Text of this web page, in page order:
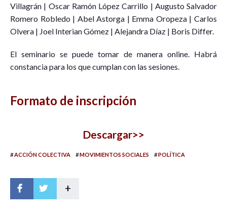
Villagrán | Oscar Ramón López Carrillo | Augusto Salvador
Romero Robledo | Abel Astorga | Emma Oropeza | Carlos
Olvera | Joel Interian Gómez | Alejandra Díaz | Boris Differ.
El seminario se puede tomar de manera online. Habrá
constancia para los que cumplan con las sesiones.
Formato de inscripción
Descargar>>
#ACCIÓN COLECTIVA #MOVIMIENTOS SOCIALES #POLÍTICA
+